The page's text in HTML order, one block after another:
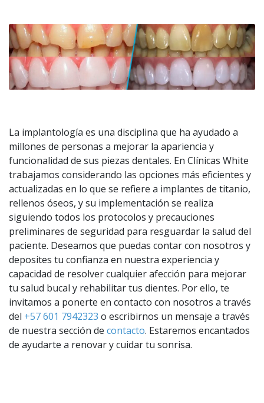
La implantología es una disciplina que ha ayudado a
millones de personas a mejorar la apariencia y
funcionalidad de sus piezas dentales. En Clínicas White
trabajamos considerando las opciones más eficientes y
actualizadas en lo que se refiere a implantes de titanio,
rellenos óseos, y su implementación se realiza
siguiendo todos los protocolos y precauciones
preliminares de seguridad para resguardar la salud del
paciente. Deseamos que puedas contar con nosotros y
deposites tu confianza en nuestra experiencia y
capacidad de resolver cualquier afección para mejorar
tu salud bucal y rehabilitar tus dientes. Por ello, te
invitamos a ponerte en contacto con nosotros a través
del +57 601 7942323 o escribirnos un mensaje a través
de nuestra sección de contacto. Estaremos encantados
de ayudarte a renovar y cuidar tu sonrisa.